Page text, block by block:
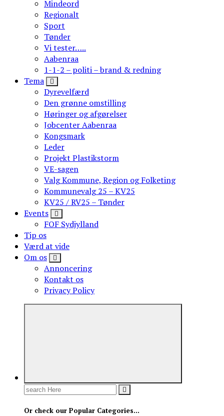
Mindeord
Regionalt
Sport
Tønder
Vi tester…..
Aabenraa
1-1-2 – politi – brand & redning
Tema
Dyrevelfærd
Den grønne omstilling
Høringer og afgørelser
Jobcenter Aabenraa
Kongsmark
Leder
Projekt Plastikstorm
VE-sagen
Valg Kommune, Region og Folketing
Kommunevalg 25 – KV25
KV25 / RV25 – Tønder
Events
FOF Sydjylland
Tip os
Værd at vide
Om os
Annoncering
Kontakt os
Privacy Policy
Search
Or check our Popular Categories...